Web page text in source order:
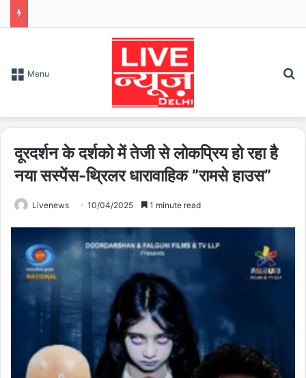
Menu
दूरदर्शन के दर्शको में तेजी से लोकप्रिय हो रहा है
नया सस्पेंस-थ्रिलर धारावाहिक ”रामसे हाउस”
Livenews 10/04/2025 1 minute read